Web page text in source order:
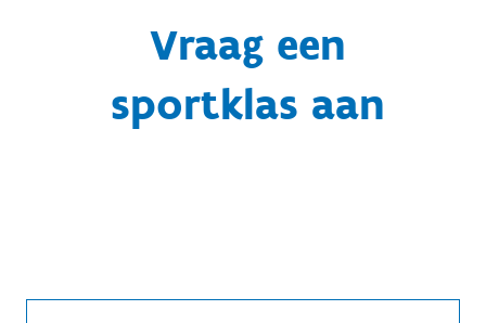
Vraag een
sportklas aan